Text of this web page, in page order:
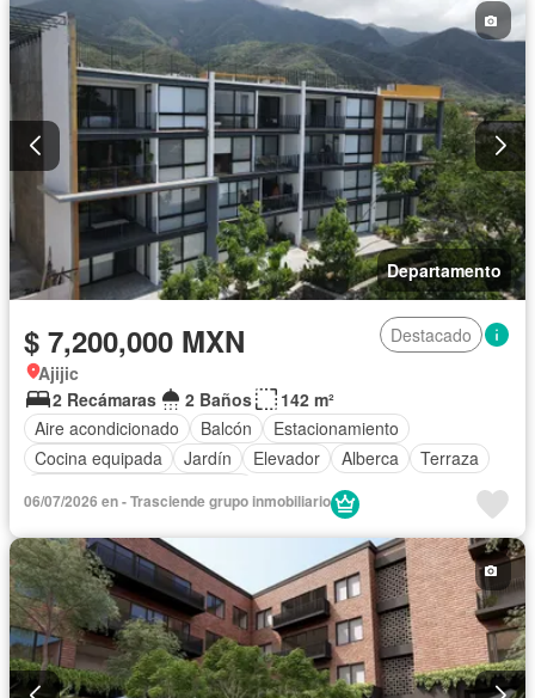
Departamento
$ 7,200,000 MXN
Destacado
Ajijic
2 Recámaras
2 Baños
142 m²
Aire acondicionado
Balcón
Estacionamiento
Cocina equipada
Jardín Elevador Alberca
Terraza
06/07/2026 en - Trasciende grupo inmobiliario